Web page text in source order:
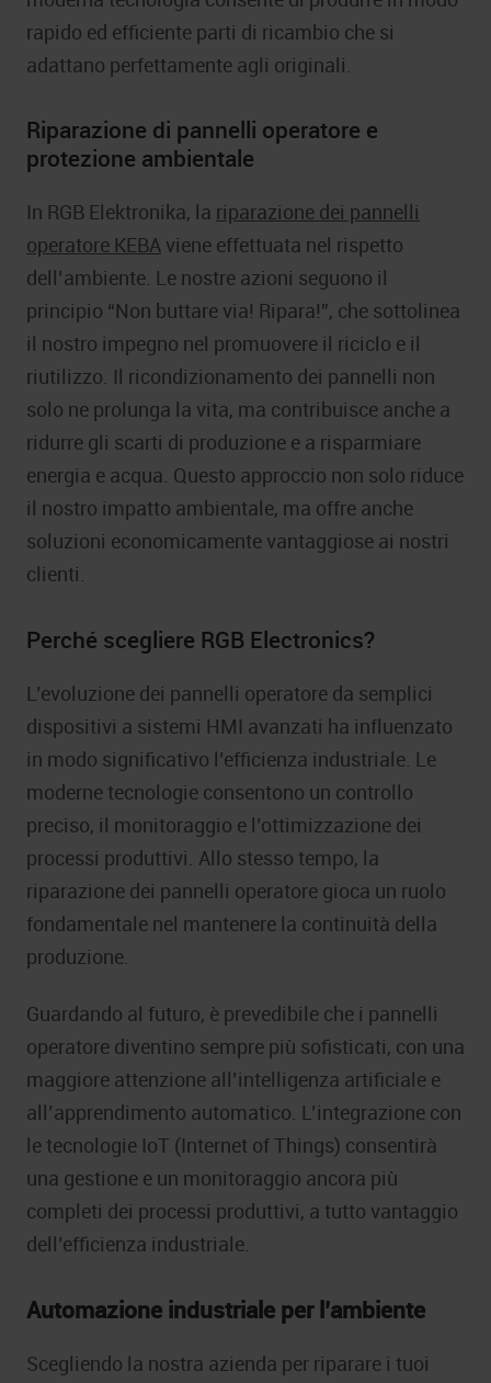
rapido ed efficiente parti di ricambio che si
adattano perfettamente agli originali.
Riparazione di pannelli operatore e
protezione ambientale
In RGB Elektronika, la riparazione dei pannelli
operatore KEBA viene effettuata nel rispetto
dell’ambiente. Le nostre azioni seguono il
principio “Non buttare via! Ripara!”, che sottolinea
il nostro impegno nel promuovere il riciclo e il
riutilizzo. Il ricondizionamento dei pannelli non
solo ne prolunga la vita, ma contribuisce anche a
ridurre gli scarti di produzione e a risparmiare
energia e acqua. Questo approccio non solo riduce
il nostro impatto ambientale, ma offre anche
soluzioni economicamente vantaggiose ai nostri
clienti.
Perché scegliere RGB Electronics?
L’evoluzione dei pannelli operatore da semplici
dispositivi a sistemi HMI avanzati ha influenzato
in modo significativo l’efficienza industriale. Le
moderne tecnologie consentono un controllo
preciso, il monitoraggio e l’ottimizzazione dei
processi produttivi. Allo stesso tempo, la
riparazione dei pannelli operatore gioca un ruolo
fondamentale nel mantenere la continuità della
produzione.
Guardando al futuro, è prevedibile che i pannelli
operatore diventino sempre più sofisticati, con una
maggiore attenzione all’intelligenza artificiale e
all’apprendimento automatico. L’integrazione con
le tecnologie IoT (Internet of Things) consentirà
una gestione e un monitoraggio ancora più
completi dei processi produttivi, a tutto vantaggio
dell’efficienza industriale.
Automazione industriale per l’ambiente
Scegliendo la nostra azienda per riparare i tuoi